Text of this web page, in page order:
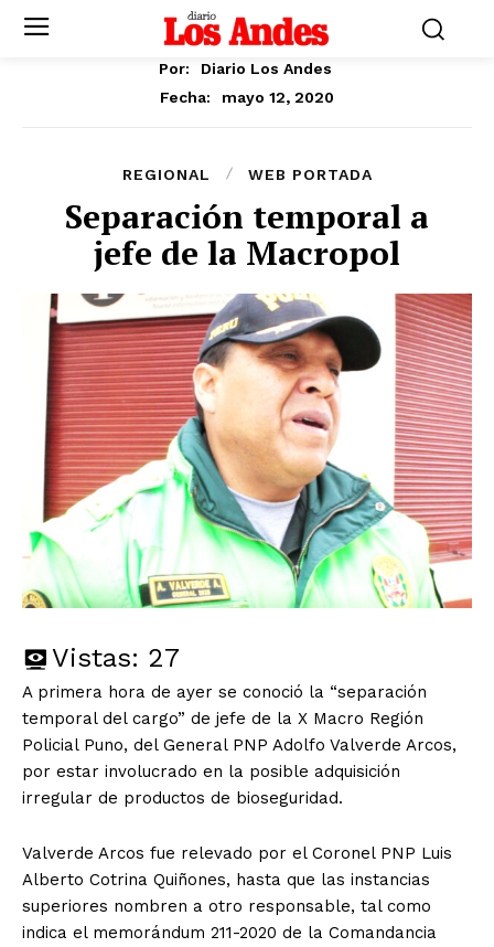
Por:
Diario Los Andes
Fecha:
mayo 12, 2020
REGIONAL WEB PORTADA
Separación temporal a
jefe de la Macropol
Vistas: 27
A primera hora de ayer se conoció la “separación
temporal del cargo” de jefe de la X Macro Región
Policial Puno, del General PNP Adolfo Valverde Arcos,
por estar involucrado en la posible adquisición
irregular de productos de bioseguridad.
Valverde Arcos fue relevado por el Coronel PNP Luis
Alberto Cotrina Quiñones, hasta que las instancias
superiores nombren a otro responsable, tal como
indica el memorándum 211-2020 de la Comandancia